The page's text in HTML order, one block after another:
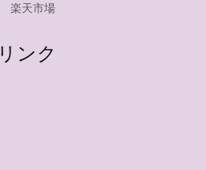
リンク